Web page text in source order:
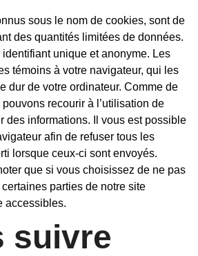
sous le nom de cookies, sont de
des quantités limitées de données.
identifiant unique et anonyme. Les
témoins à votre navigateur, qui les
dur de votre ordinateur. Comme de
recourir à l’utilisation de
des informations. Il vous est possible
afin de refuser tous les
lorsque ceux-ci sont envoyés.
que si vous choisissez de ne pas
parties de notre site
accessibles.
suivre